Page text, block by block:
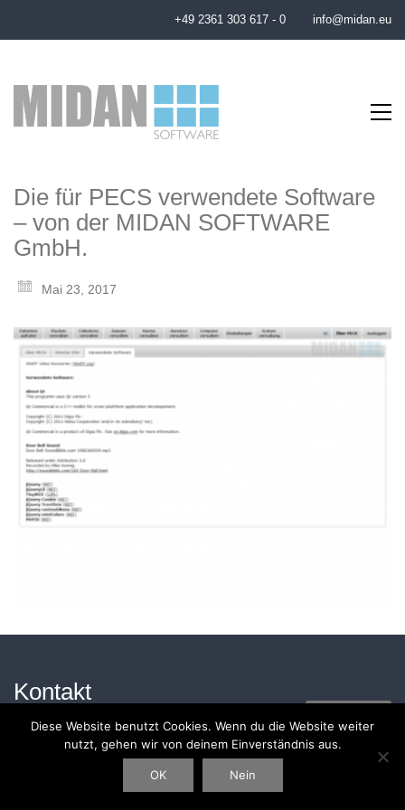
+49 2361 303 617 - 0 info@midan.eu
Die für PECS verwendete Software
– von der MIDAN SOFTWARE
GmbH.
Mai 23, 2017
Kontakt
Westring 45, 45659 Recklinghausen
+49 2361 303 617 - 0
Diese Website benutzt Cookies. Wenn du die Website weiter
nutzt, gehen wir von deinem Einverständnis aus.
OK Nein